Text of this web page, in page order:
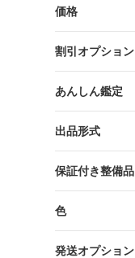
価格
割引オプション
あんしん鑑定
出品形式
保証付き整備品
色
発送オプション